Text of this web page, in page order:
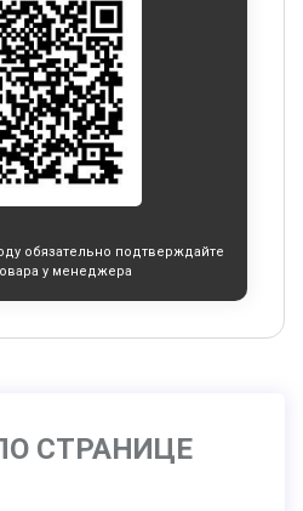
обязательно подтверждайте
у менеджера
СТРАНИЦЕ